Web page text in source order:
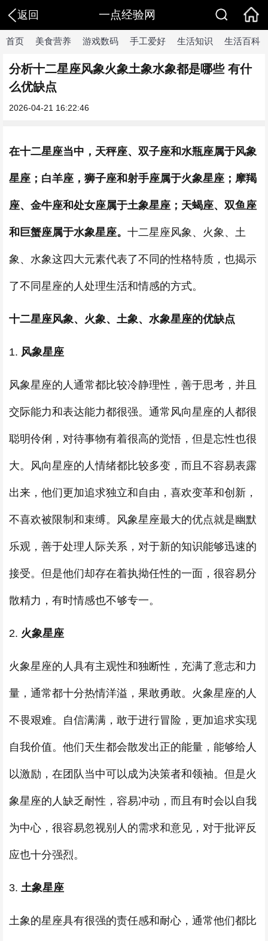
返回 一点经验网
首页 美食营养 游戏数码 手工爱好 生活知识 生活百科
分析十二星座风象火象土象水象都是哪些 有什
么优缺点
2026-04-21 16:22:46
在十二星座当中，天秤座、 双子座和水瓶座属于风象
星座；白羊座，狮子座和射手座属于火象星座；摩羯
座、 金牛座和处女座属于土象星座；天蝎座、 双鱼座
和巨蟹座属于水象星座。 十二星座风象、火象、土
象、水象这四大元素代表了不同的性格特质，也揭示
了不同星座的人处理生活和情感的方式。
十二星座风象、火象、土象、水象星座的优缺点
1. 风象星座
风象星座的人通常都比较冷静理性，善于思考，并且
交际能力和表达能力都很强。通常风向星座的人都很
聪明伶俐，对待事物有着很高的觉悟，但是忘性也很
大。风向星座的人情绪都比较多变，而且不容易表露
出来，他们更加追求独立和自由，喜欢变革和创新，
不喜欢被限制和束缚。风象星座最大的优点就是幽默
乐观，善于处理人际关系，对于新的知识能够迅速的
接受。但是他们却存在着执拗任性的一面，很容易分
散精力，有时情感也不够专一。
2. 火象星座
火象星座的人具有主观性和独断性，充满了意志和力
量，通常都十分热情洋溢，果敢勇敢。火象星座的人
不畏艰难。自信满满，敢于进行冒险，更加追求实现
自我价值。他们天生都会散发出正的能量，能够给人
以激励，在团队当中可以成为决策者和领袖。但是火
象星座的人缺乏耐性，容易冲动，而且有时会以自我
为中心，很容易忽视别人的需求和意见，对于批评反
应也十分强烈。
3. 土象星座
土象的星座具有很强的责任感和耐心，通常他们都比